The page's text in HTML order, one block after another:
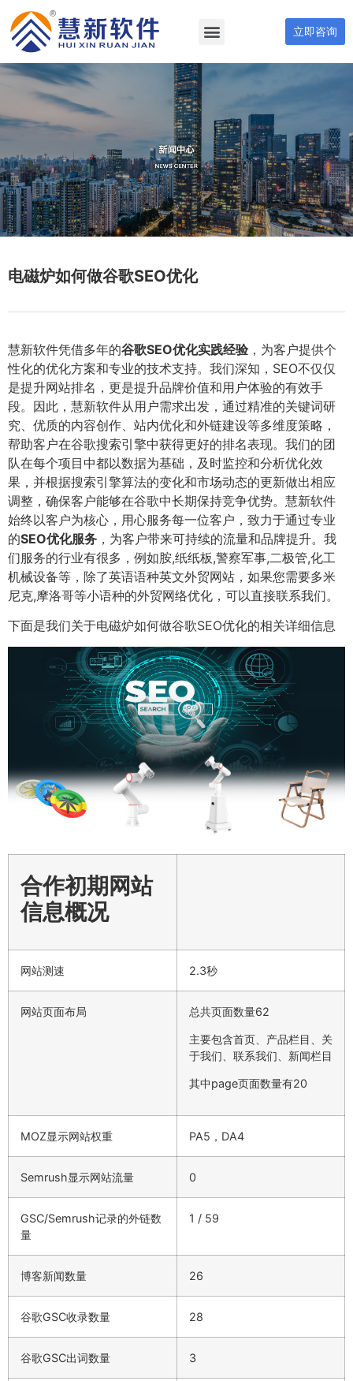
立即咨询
电磁炉如何做谷歌SEO优化
慧新软件凭借多年的谷歌SEO优化实践经验 ，为客户提供个
性化的优化方案和专业的技术支持。我们深知，SEO不仅仅
是提升网站排名，更是提升品牌价值和用户体验的有效手
段。因此，慧新软件从用户需求出发，通过精准的关键词研
究、优质的内容创作、站内优化和外链建设等多维度策略，
帮助客户在谷歌搜索引擎中获得更好的排名表现。我们的团
队在每个项目中都以数据为基础，及时监控和分析优化效
果，并根据搜索引擎算法的变化和市场动态的更新做出相应
调整，确保客户能够在谷歌中长期保持竞争优势。慧新软件
始终以客户为核心，用心服务每一位客户，致力于通过专业
的SEO优化服务 ，为客户带来可持续的流量和品牌提升。我
们服务的行业有很多，例如胺,纸纸板,警察军事,二极管,化工
机械设备等，除了英语语种英文外贸网站，如果您需要多米
尼克,摩洛哥等小语种的外贸网络优化，可以直接联系我们。
下面是我们关于电磁炉如何做谷歌SEO优化的相关详细信息
合作初期网站
信息概况
网站测速 2.3秒
网站页面布局 总共页面数量62
主要包含首页、产品栏目、关
于我们、联系我们、新闻栏目
其中page页面数量有20
MOZ显示网站权重 PA5，DA4
Semrush显示网站流量 0
GSC/Semrush记录的外链数
量
1 / 59
博客新闻数量 26
谷歌GSC收录数量 28
谷歌GSC出词数量 3